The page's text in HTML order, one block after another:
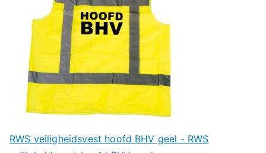
RWS veiligheidsvest hoofd BHV geel - RWS